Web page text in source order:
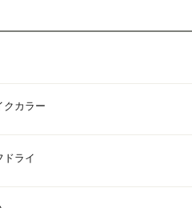
クカラー
ドライ